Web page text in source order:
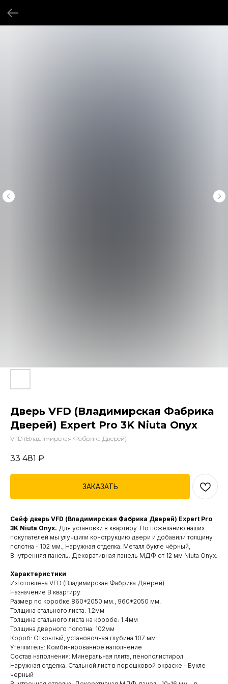
Дверь VFD (Владимирская Фабрика
Дверей) Expert Pro 3K Niuta Onyx
VFD (Владимирская Фабрика Дверей)
33 481 ₽
ЗАКАЗАТЬ
Сейф дверь VFD (Владимирская Фабрика Дверей) Expert Pro
3K Niuta Onyx. Для установки в квартиру. По пожеланию наших
покупателей мы улучшили конструкцию двери и добавили толщину
полотна - 102 мм., Наружная отделка: Металл букле чёрный,
Внутренняя панель: Декоративная панель МДФ от 12 мм Niuta Onyx.
Характеристики
Изготовлена VFD (Владимирская Фабрика Дверей)
Назначение В квартиру
Размер по коробке 860*2050 мм., 960*2050 мм.
Толщина стального листа: 1.2мм
Толщина стального листа на коробе: 1.4мм
Толщина дверного полотна: 102мм
Короб: Открытый, установочная глубина 107 мм
Утеплитель: Комбинированное наполнение
Состав наполнения: Минеральная плита, пенополистирол
Наружная отделка: Стальной лист в порошковой окраске - Букле
черный